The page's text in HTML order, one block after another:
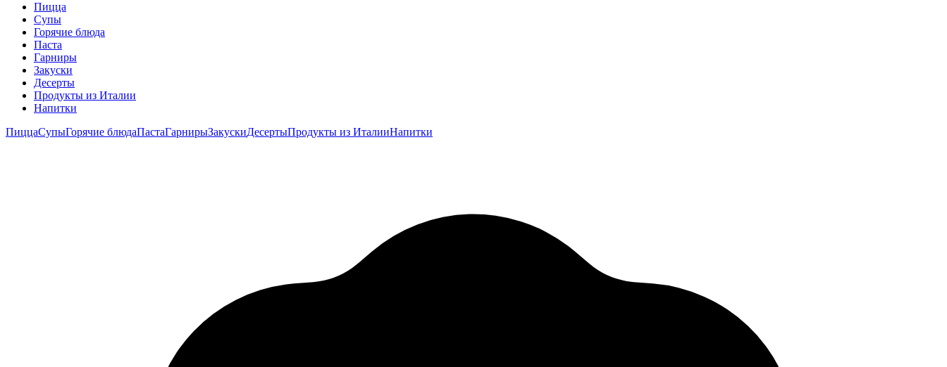
Пицца
Супы
Горячие блюда
Паста
Гарниры
Закуски
Десерты
Продукты из Италии
Напитки
ПиццаСупыГорячие блюдаПастаГарнирыЗакускиДесертыПродукты из ИталииНапитки